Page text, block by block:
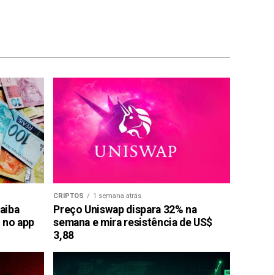
app
CRIPTOS 1 semana atrás
Preço Uniswap dispara 32% na
semana e mira resistência de US$
3,88